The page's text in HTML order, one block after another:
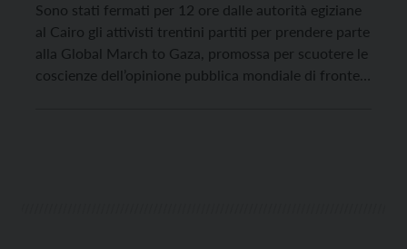
Sono stati fermati per 12 ore dalle autorità egiziane
al Cairo gli attivisti trentini partiti per prendere parte
alla Global March to Gaza, promossa per scuotere le
coscienze dell’opinione pubblica mondiale di fronte